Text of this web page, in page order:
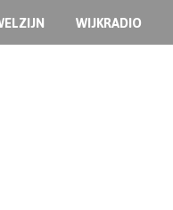
WIJKRADIO